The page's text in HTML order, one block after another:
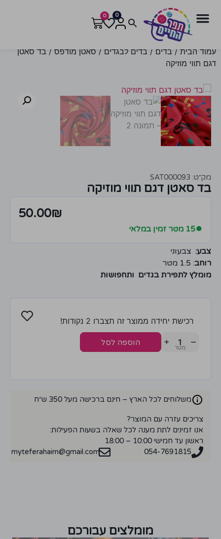
0
0
עמוד הבית / בדים / בדים לבגדים / סאטן מודפס / בד סאטן
דגם תווי מוזיקה
מק״ט: SAT000093
בד סאטן דגם תווי מוזיקה
50.00₪
●15 מטר זמין במלאי
צבע: צבעוני
רוחב: 1.5 מטר
מומלץ לתפירת בגדים ותחפושות
רכישת יחידה ממוצר זה תצברו 2 נקודות!
−
+ הוספה לסל
משלוחים לכל הארץ – חינם ברכישה מעל 350 ש״ח
צריכים עזרה עם המוצר?
אנו זמינים לתת מענה לכל שאלה בשעות הפעילות:
ראשון עד חמישי 10:00 – 18:00
054-7691815
myteferahaim@gmail.com
מומלצים עבורכם